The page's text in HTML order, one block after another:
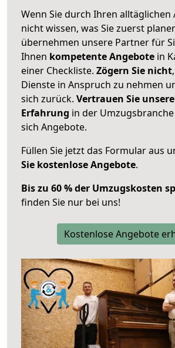
Wenn Sie durch Ihren alltäglichen
nicht wissen, was Sie zuerst
übernehmen unsere Partner für
Ihnen kompetente Angebote in
einer Checkliste. Zögern Sie nicht
Dienste in Anspruch zu nehmen
sich zurück. Vertrauen Sie
Erfahrung in der
sich Angebote.
Füllen Sie jetzt das Formular aus
Sie kostenlose Angebote.
Bis zu 60 % der Umzugskosten
finden Sie nur bei uns!
Kostenlose Angebote